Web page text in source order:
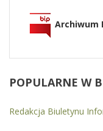
Archiwum
POPULARNE W
Redakcja Biuletynu